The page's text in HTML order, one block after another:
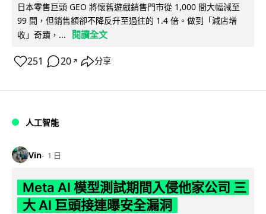
日本零售巨頭 GEO 將懷舊遊戲銷售門市從 1,000 間大幅減至
99 間，但銷售額卻不降反升至過往的 1.4 倍。做到「減店增
收」奇蹟，...
閱讀全文
251 20 ↗ 分享
人工智能
Vin 1 日
Meta AI 模型測試期間入侵他家公司 三
大 AI 巨頭接連曝安全漏洞